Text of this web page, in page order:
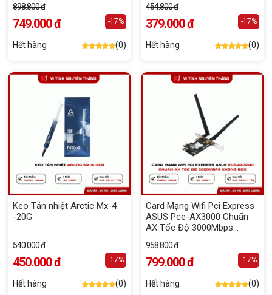
898.800 đ
749.000 đ -17%
Hết hàng (0)
454.800 đ
379.000 đ -17%
Hết hàng (0)
Keo Tản nhiệt Arctic Mx-4
-20G
540.000 đ
450.000 đ -17%
Hết hàng (0)
Card Mạng Wifi Pci Express
ASUS Pce-AX3000 Chuẩn
AX Tốc Độ 3000Mbps
958.800 đ
799.000 đ -17%
Hết hàng (0)